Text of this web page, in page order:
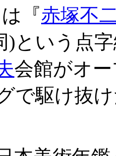
『赤塚不
)という点
会館がオ
駆け抜け